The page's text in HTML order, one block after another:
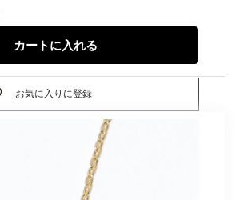
お気に入りに登録